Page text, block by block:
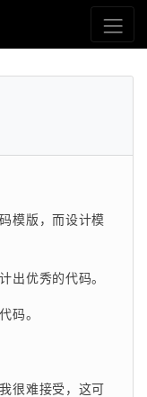
模版，而设计模
出优秀的代码。
码。
很难接受，这可